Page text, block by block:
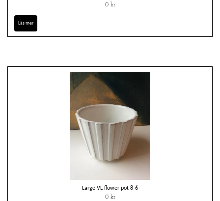
0 kr
Läs mer
Large VL flower pot 8-6
0 kr